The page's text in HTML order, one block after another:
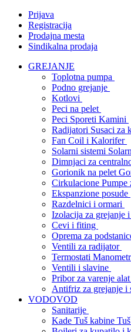
Prijava
Registracija
Prodajna mesta
Sindikalna prodaja
GREJANJE
Toplotna pumpa
Podno grejanje
Kotlovi
Peci na pelet
Peci Sporeti Kamini
Radijatori Susaci za
Fan Coil i Kalorifer
Solarni sistemi
Dimnjaci za
Gorionik na pelet
Cirkulacione Pumpe
Ekspanzione posude
Razdelnici i ormari
Izolacija za grejanje
Cevi i fiting
Oprema za
Ventili za radijator
Termostati
Ventili i slavine
Pribor za varenje alat
Antifriz za grejanje i
VODOVOD
Sanitarije
Kade Tuš kabine